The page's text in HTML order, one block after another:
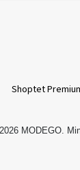
Shoptet
MODEGO.